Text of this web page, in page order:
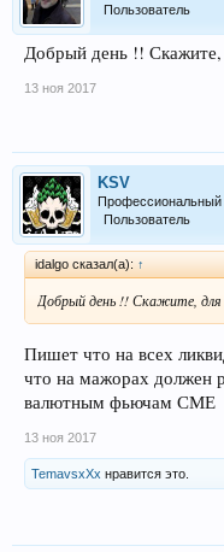
Пользователь
Добрый день !!
13 ноя 2017
KSV
Профессиональный
Пользователь
idalgo сказал(а): ↑
Добрый день !! Скажите,
Пишет что на всех
что на мажорах должен
валютным фьючам СМЕ
13 ноя 2017
TemavsxXx нравится это.